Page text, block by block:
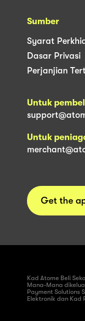
Sumber
Syarat
Dasar Privasi
Perjanjian
Untuk
Untuk
Get the
Kad Atome Beli
Mana-Mana
Payment Solutions
Elektronik dan Kad